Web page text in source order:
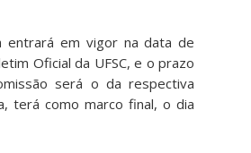
entrará em vigor na data de
Oficial da UFSC, e o prazo
será o da respectiva
terá como marco final, o dia